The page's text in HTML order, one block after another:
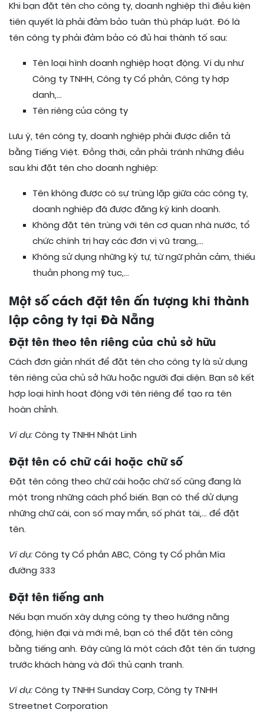
Khi bạn đặt tên cho công ty, doanh nghiệp thì điều kiện
tiên quyết là phải đảm bảo tuân thù pháp luật. Đó là
tên công ty phải đảm bảo có đủ hai thành tố sau:
Tên loại hình doanh nghiệp hoạt động. Ví dụ như
Công ty TNHH, Công ty Cổ phần, Công ty hợp
danh,…
Tên riêng của công ty
Lưu ý, tên công ty, doanh nghiệp phải được diễn tả
bằng Tiếng Việt. Đồng thời, cần phải tránh những điều
sau khi đặt tên cho doanh nghiệp:
Tên không được có sự trùng lặp giữa các công ty,
doanh nghiệp đã được đăng ký kinh doanh.
Không đặt tên trùng với tên cơ quan nhà nước, tổ
chức chính trị hay các đơn vị vũ trang,…
Không sử dụng những ký tự, từ ngữ phản cảm, thiếu
thuần phong mỹ tục,…
Một số cách đặt tên ấn tượng khi thành
lập công ty tại Đà Nẵng
Đặt tên theo tên riêng của chủ sở hữu
Cách đơn giản nhất để đặt tên cho công ty là sử dụng
tên riêng của chủ sở hữu hoặc người đại diện. Bạn sẽ kết
hợp loại hình hoạt động với tên riêng để tạo ra tên
hoàn chỉnh.
Ví dụ: Công ty TNHH Nhật Linh
Đặt tên có chữ cái hoặc chữ số
Đặt tên công theo chữ cái hoặc chữ số cũng đang là
một trong những cách phổ biến. Bạn có thể dử dụng
những chữ cái, con số may mắn, số phát tài,… để đặt
tên.
Ví dụ: Công ty Cổ phần ABC, Công ty Cổ phần Mía
đường 333
Đặt tên tiếng anh
Nếu bạn muốn xây dựng công ty theo hướng năng
động, hiện đại và mới mẻ, bạn có thể đặt tên công
bằng tiếng anh. Đây cũng là một cách đặt tên ấn tượng
trước khách hàng và đối thủ cạnh tranh.
Ví dụ: Công ty TNHH Sunday Corp, Công ty TNHH
Streetnet Corporation